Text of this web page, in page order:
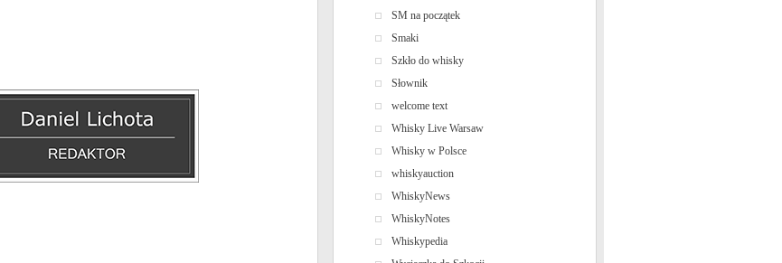
SM na początek
Smaki
Szkło do whisky
Słownik
welcome text
Whisky Live Warsaw
Whisky w Polsce
whiskyauction
WhiskyNews
WhiskyNotes
Whiskypedia